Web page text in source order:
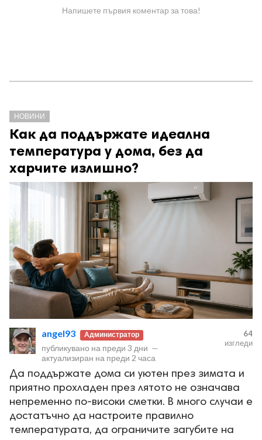
Напишете първия коментар за това!
НОВИНИ
Как да поддържате идеална
температура у дома, без да
харчите излишно?
angel93 Администратор
публикувано на преди 3 дни —
актуализиран на преди 2 часа
64
изгледи
Да поддържате дома си уютен през зимата и
приятно прохладен през лятото не означава
непременно по-високи сметки. В много случаи е
достатъчно да настроите правилно
температурата, да ограничите загубите на